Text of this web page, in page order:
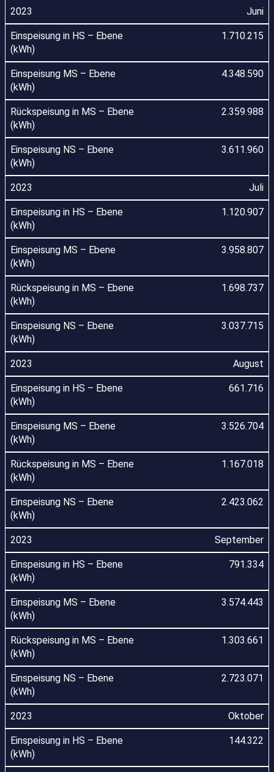
Juni
1.710.215
4.348.590
2.359.988
3.611.960
Juli
1.120.907
3.958.807
1.698.737
3.037.715
August
661.716
3.526.704
1.167.018
2.423.062
September
791.334
3.574.443
1.303.661
2.723.071
Oktober
144.322